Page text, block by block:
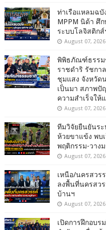
ท่าเรือแหลมฉ
MPPM นิด้า ศึ
ระบบโลจิสติกส์
August 07, 2026
พิพิธภัณฑ์ธรรม
ราชดำริ รัชกา
ชุมแสง จังหวัด
เป็นมา สภาพปั
ความสำเร็จใ
August 07, 2026
ทีมวิจัยยืนยันระ
ห้วยขาแข้ง พบ
พฤติกรรม-วาง
August 07, 2026
เหนือ/นครสวร
ลงพื้นที่นครสว
บ้านฯ
August 07, 2026
เปิดการฝึกอบ